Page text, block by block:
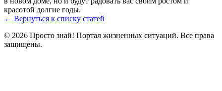
красотой долгие годы.
← Вернуться к списку статей
© 2026 Просто знай! Портал жизненных ситуаций. Все права
защищены.